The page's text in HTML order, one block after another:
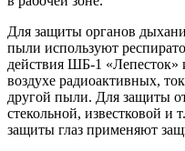
Для защиты органов
пыли используют
действия ШБ-1 «Лепесток»
воздухе радиоактивных,
другой пыли. Для защиты
стекольной, известковой и
защиты глаз применяют